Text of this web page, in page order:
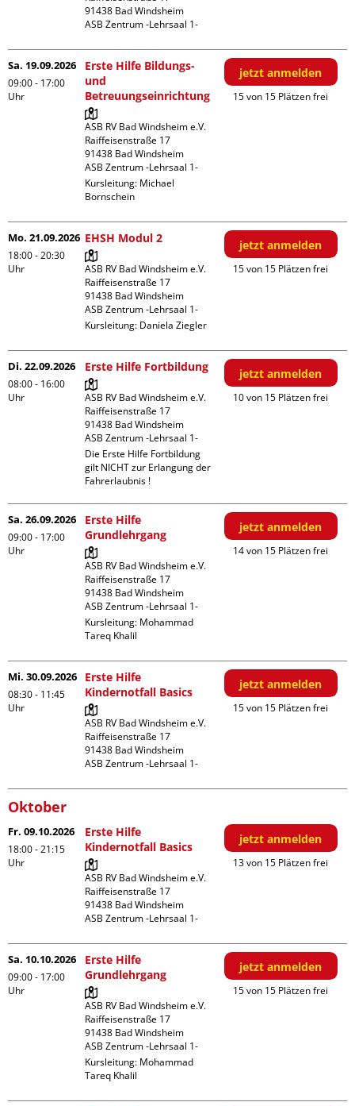
91438 Bad Windsheim
ASB Zentrum -Lehrsaal 1-
Sa. 19.09.2026
09:00 - 17:00
Uhr
Erste Hilfe Bildungs-
und
Betreuungseinrichtung
ASB RV Bad Windsheim e.V.
Raiffeisenstraße 17
91438 Bad Windsheim
ASB Zentrum -Lehrsaal 1-
Kursleitung: Michael
Bornschein
jetzt anmelden
15 von 15 Plätzen frei
Mo. 21.09.2026
18:00 - 20:30
Uhr
EHSH Modul 2
ASB RV Bad Windsheim e.V.
Raiffeisenstraße 17
91438 Bad Windsheim
ASB Zentrum -Lehrsaal 1-
Kursleitung: Daniela Ziegler
jetzt anmelden
15 von 15 Plätzen frei
Di. 22.09.2026
08:00 - 16:00
Uhr
Erste Hilfe Fortbildung
ASB RV Bad Windsheim e.V.
Raiffeisenstraße 17
91438 Bad Windsheim
ASB Zentrum -Lehrsaal 1-
Die Erste Hilfe Fortbildung
gilt NICHT zur Erlangung der
Fahrerlaubnis !
jetzt anmelden
10 von 15 Plätzen frei
Sa. 26.09.2026
09:00 - 17:00
Uhr
Erste Hilfe
Grundlehrgang
ASB RV Bad Windsheim e.V.
Raiffeisenstraße 17
91438 Bad Windsheim
ASB Zentrum -Lehrsaal 1-
Kursleitung: Mohammad
Tareq Khalil
jetzt anmelden
14 von 15 Plätzen frei
Mi. 30.09.2026
08:30 - 11:45
Uhr
Erste Hilfe
Kindernotfall Basics
ASB RV Bad Windsheim e.V.
Raiffeisenstraße 17
91438 Bad Windsheim
ASB Zentrum -Lehrsaal 1-
jetzt anmelden
15 von 15 Plätzen frei
Oktober
Fr. 09.10.2026
18:00 - 21:15
Uhr
Erste Hilfe
Kindernotfall Basics
ASB RV Bad Windsheim e.V.
Raiffeisenstraße 17
91438 Bad Windsheim
ASB Zentrum -Lehrsaal 1-
jetzt anmelden
13 von 15 Plätzen frei
Sa. 10.10.2026
09:00 - 17:00
Uhr
Erste Hilfe
Grundlehrgang
ASB RV Bad Windsheim e.V.
Raiffeisenstraße 17
91438 Bad Windsheim
ASB Zentrum -Lehrsaal 1-
Kursleitung: Mohammad
Tareq Khalil
jetzt anmelden
15 von 15 Plätzen frei